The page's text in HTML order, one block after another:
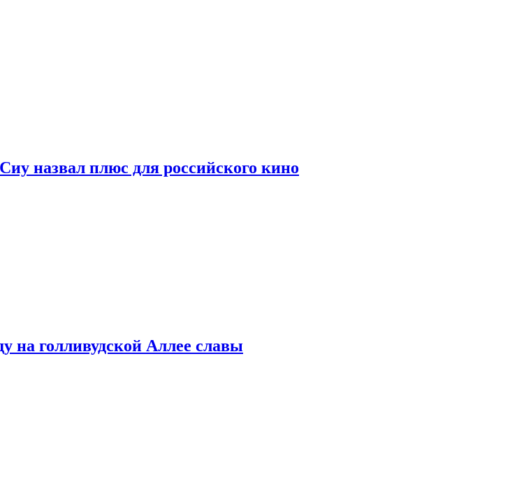
назвал плюс для российского кино
на голливудской Аллее славы